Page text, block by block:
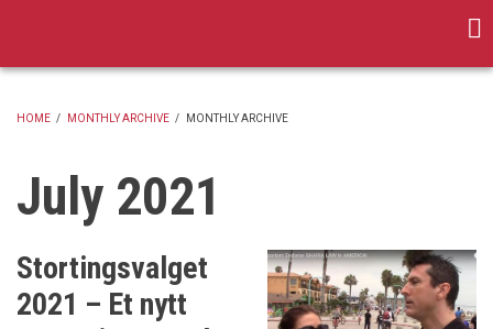
HOME / MONTHLY ARCHIVE / MONTHLY ARCHIVE
July 2021
Stortingsvalget
2021 – Et nytt